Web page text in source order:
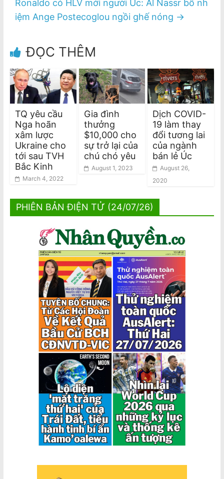
Ronaldo có HLV mới người Úc: Al Nassr bổ nh
iệm Ange Postecoglou ngồi ghế nóng →
ĐỌC THÊM
TQ yêu cầu
Nga hoãn
xâm lược
Ukraine cho
tới sau TVH
Bắc Kinh
March 4, 2022
Gia đình
thưởng
$10,000 cho
sự trở lại của
chú chó yêu
August 1, 2023
Dịch COVID-
19 làm thay
đổi tương lai
của ngành
bán lẻ Úc
August 26,
2020
PHIÊN BẢN ĐIỆN TỬ (24/07/26)